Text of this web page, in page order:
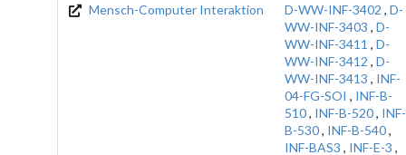
Mensch-Computer Interaktion D-WW-INF-3402 , D-
WW-INF-3403 , D-
WW-INF-3411 , D-
WW-INF-3412 , D-
WW-INF-3413 , INF-
04-FG-SOI , INF-B-
510, INF-B-520, INF-
B-530, INF-B-540,
INF-BAS3 , INF-E-3 ,